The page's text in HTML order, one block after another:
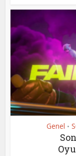
Genel •